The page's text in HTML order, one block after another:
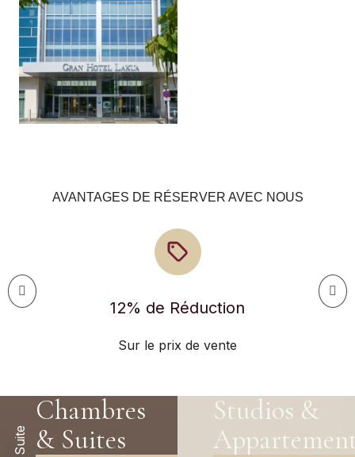
AVANTAGES DE RÉSERVER AVEC NOUS
25% de réduction
sur le garage
Chambres
& Suites
Suite
Studios &